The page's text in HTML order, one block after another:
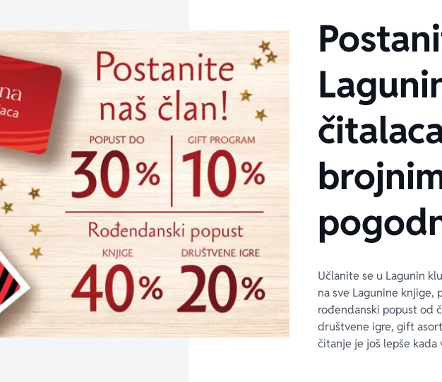
Učlanite se u Lagunin
na sve Lagunine knjige,
rođendanski popust od
društvene igre, gift
čitanje je još lepše kada